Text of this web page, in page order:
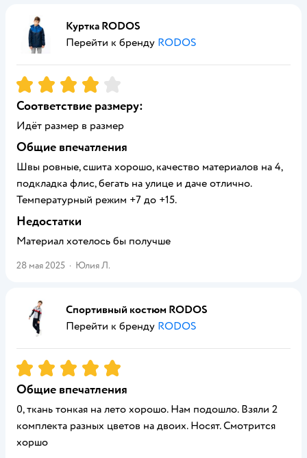
Куртка RODOS
Перейти к бренду RODOS
Рейтинг:4
Соответствие размеру:
Идёт размер в размер
Общие впечатления
Швы ровные, сшита хорошо, качество материалов на 4,
подкладка флис, бегать на улице и даче отлично.
Температурный режим +7 до +15.
Недостатки
Материал хотелось бы получше
28 мая 2025 · Юлия Л.
Спортивный костюм RODOS
Перейти к бренду RODOS
Рейтинг:5
Общие впечатления
0, ткань тонкая на лето хорошо. Нам подошло. Взяли 2
комплекта разных цветов на двоих. Носят. Смотрится
хоршо